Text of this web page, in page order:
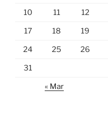
10 11 12
17 18 19
24 25 26
31
« Mar